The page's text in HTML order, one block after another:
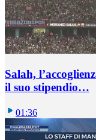
Salah,
il suo stipendio…
01:36